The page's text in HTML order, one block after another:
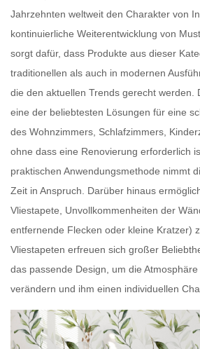
Jahrzehnten weltweit den Charakter von
kontinuierliche Weiterentwicklung von
sorgt dafür, dass Produkte aus dieser
traditionellen als auch in modernen
die den aktuellen Trends gerecht werden.
eine der beliebtesten Lösungen für eine
des Wohnzimmers, Schlafzimmers,
ohne dass eine Renovierung erforderlich
praktischen Anwendungsmethode nimmt
Zeit in Anspruch. Darüber hinaus
Vliestapete, Unvollkommenheiten der
entfernende Flecken oder kleine Kratzer)
Vliestapeten erfreuen sich großer
das passende Design, um die
verändern und ihm einen individuellen